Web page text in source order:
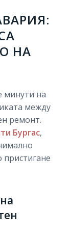
НА
минути на
между
ремонт.
Бургас,
пристигане